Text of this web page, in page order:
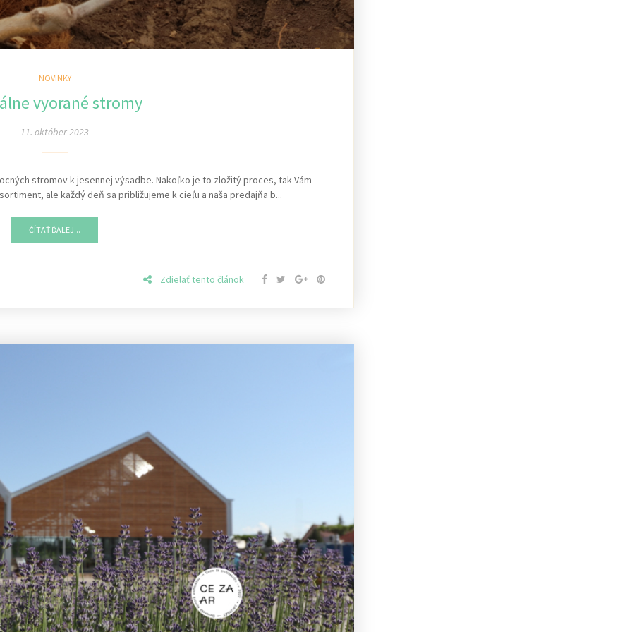
NOVINKY
vyorané stromy
11. október 2023
stromov k jesennej výsadbe. Nakoľko je to zložitý proces, tak Vám
ale každý deň sa približujeme k cieľu a naša predajňa b...
ČÍTAŤ ĎALEJ...
Zdielať tento článok